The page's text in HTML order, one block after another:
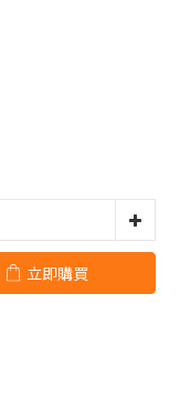
立即購買